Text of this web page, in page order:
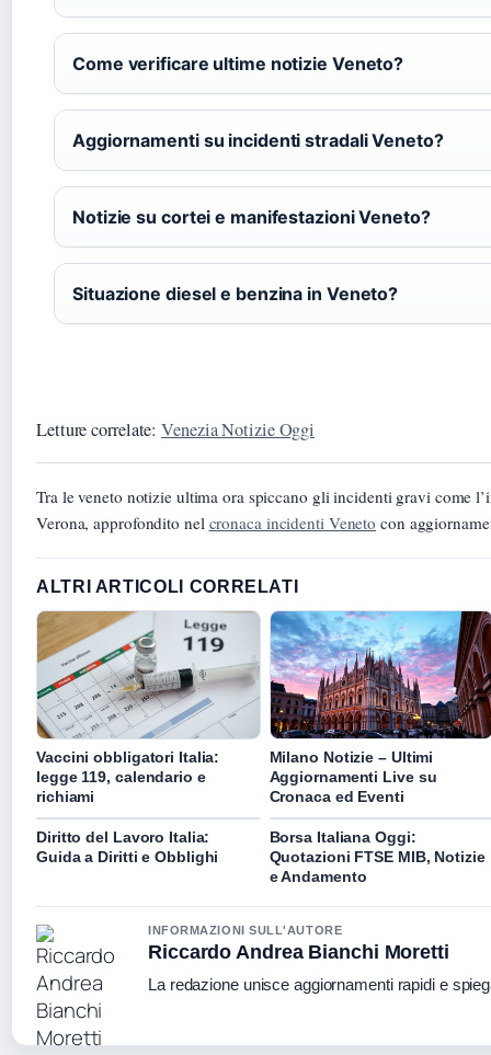
Come verificare ultime notizie Veneto?
Aggiornamenti su incidenti stradali Veneto?
Notizie su cortei e manifestazioni Veneto?
Situazione diesel e benzina in Veneto?
Letture correlate:Venezia Notizie Oggi
Tra le veneto notizie ultima ora spiccano gli incidenti gravi come
Verona, approfondito nel cronaca incidenti Veneto con
ALTRI ARTICOLI CORRELATI
Vaccini obbligatori Italia:
legge 119, calendario e
richiami
Milano Notizie – Ultimi
Aggiornamenti Live su
Cronaca ed Eventi
Diritto del Lavoro Italia:
Guida a Diritti e Obblighi
Borsa Italiana Oggi:
Quotazioni FTSE MIB, Notizie
e Andamento
INFORMAZIONI SULL'AUTORE
Riccardo Andrea Bianchi Moretti
La redazione unisce aggiornamenti rapidi e